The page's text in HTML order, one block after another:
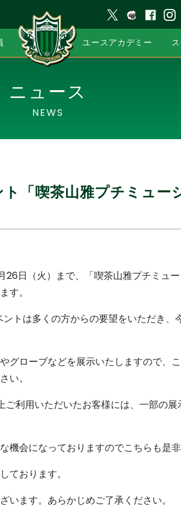
ユースアカデミー
ニュース
NEWS
ト「喫茶山雅プチミュ
26日（火）まで、「喫茶山雅プチミュ
す。
トは多くの方からの要望をいただき、
グローブなどを展示いたしますので、
い。
利用いただいたお客様には、一部の
会になっておりますのでこちらも是非
ております。
ます。あらかじめご了承ください。